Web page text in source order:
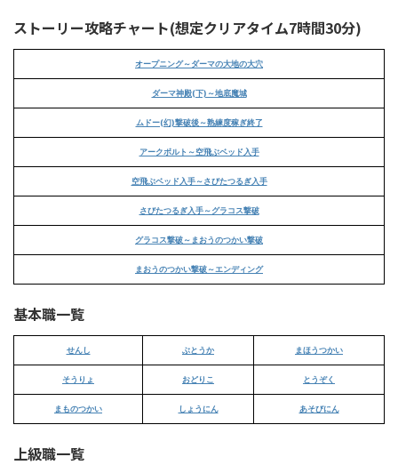
ストーリー攻略チャート(想定クリアタイム7時間30分)
オープニング～ダーマの大地の大穴
ダーマ神殿(下)～地底魔城
ムドー(幻)撃破後～熟練度稼ぎ終了
アークボルト～空飛ぶベッド入手
空飛ぶベッド入手～さびたつるぎ入手
さびたつるぎ入手～グラコス撃破
グラコス撃破～まおうのつかい撃破
まおうのつかい撃破～エンディング
基本職一覧
せんし ぶとうか まほうつかい
そうりょ おどりこ とうぞく
まものつかい しょうにん あそびにん
上級職一覧